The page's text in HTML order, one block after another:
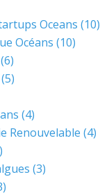
Oceans (10)
Océans (10)
(6)
(5)
(4)
Renouvelable (4)
(3)